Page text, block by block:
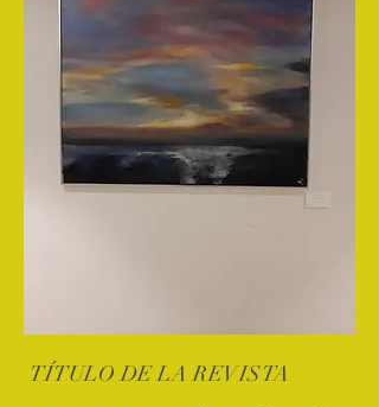
TÍTULO DE LA REVISTA